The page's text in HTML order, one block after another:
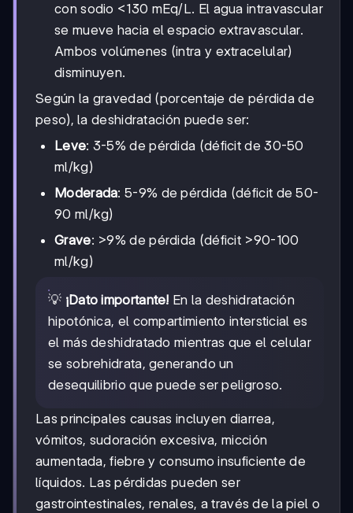
con sodio <130 mEq/L. El agua intravascular
se mueve hacia el espacio extravascular.
Ambos volúmenes (intra y extracelular)
disminuyen.
Según la gravedad (porcentaje de pérdida de
peso), la deshidratación puede ser:
Leve: 3-5% de pérdida (déficit de 30-50
ml/kg)
Moderada: 5-9% de pérdida (déficit de 50-
90 ml/kg)
Grave: >9% de pérdida (déficit >90-100
ml/kg)
💡 ¡Dato importante! En la deshidratación
hipotónica, el compartimiento intersticial es
el más deshidratado mientras que el celular
se sobrehidrata, generando un
desequilibrio que puede ser peligroso.
Las principales causas incluyen diarrea,
vómitos, sudoración excesiva, micción
aumentada, fiebre y consumo insuficiente de
líquidos. Las pérdidas pueden ser
gastrointestinales, renales, a través de la piel o